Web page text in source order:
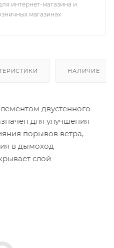
интернет-магазина и
магазинах
НАЛИЧИЕ
двустенного
для улучшения
порывов ветра,
в дымоход
слой